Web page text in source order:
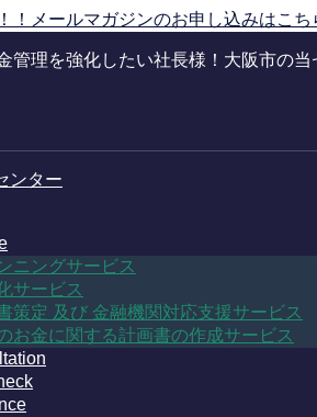
！メールマガジンのお申し込みはこち
管理を強化したい社長様！大阪市の当
ニングサービス
サービス
策定 及び 金融機関対応支援サービス
お金に関する計画書の作成サービス